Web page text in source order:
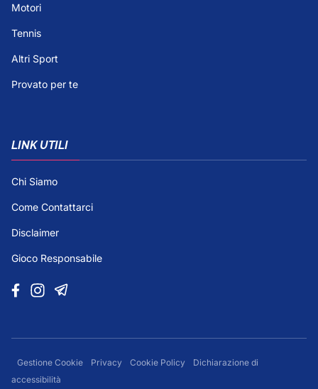
Motori
Tennis
Altri Sport
Provato per te
LINK UTILI
Chi Siamo
Come Contattarci
Disclaimer
Gioco Responsabile
Gestione Cookie Privacy Cookie Policy
Dichiarazione di
accessibilità